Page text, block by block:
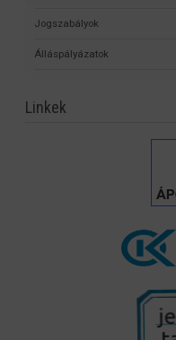
Jogszabályok
Álláspályázatok
Linkek